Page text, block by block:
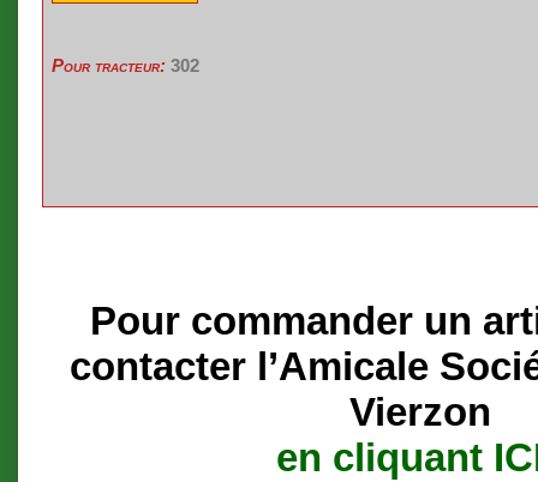
Pour tracteur: 302
Pour commander un
contacter l’Amicale
Vierzon
en cliquant